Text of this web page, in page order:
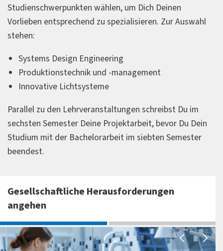
Studienschwerpunkten wählen, um Dich Deinen
Vorlieben entsprechend zu spezialisieren. Zur Auswahl
stehen:
Systems Design Engineering
Produktionstechnik und -management
Innovative Lichtsysteme
Parallel zu den Lehrveranstaltungen schreibst Du im
sechsten Semester Deine Projektarbeit, bevor Du Dein
Studium mit der Bachelorarbeit im siebten Semester
beendest.
Gesellschaftliche Herausforderungen
angehen
Eine junge Frau schaut auf